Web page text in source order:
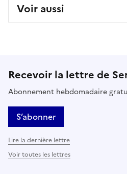
Voir aussi
Recevoir la lettre de
Abonnement hebdomadaire
S’abonner
Lire la dernière lettre
Voir toutes les lettres